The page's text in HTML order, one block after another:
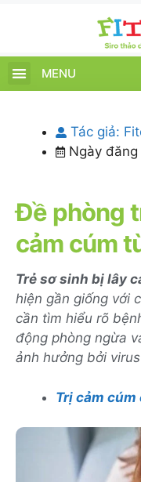
MENU
Tác giả:
Ngày đăng
Đề phòng
cảm cúm
Trẻ sơ sinh bị lây
hiện gần giống với
cần tìm hiểu rõ
động phòng ngừa
ảnh hưởng bởi
Trị cảm